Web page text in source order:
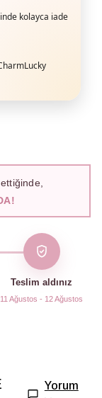
kolayca iade
Teslim aldınız
11 Ağustos - 12 Ağustos
Yorum